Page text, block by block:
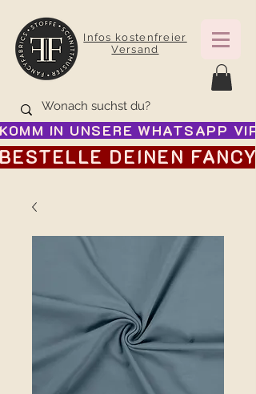
Infos kostenfreier
Versand
KOMM IN UNSERE WHATSAPP
BESTELLE DEINEN